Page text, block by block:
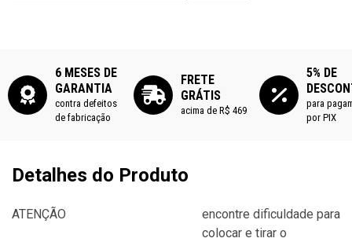
6 MESES DE
GARANTIA
contra defeitos
de fabricação
FRETE
GRÁTIS
acima de R$ 469
5% DE
para
por PIX
Detalhes do Produto
ATENÇÃO
encontre dificuldade para
colocar e tirar o